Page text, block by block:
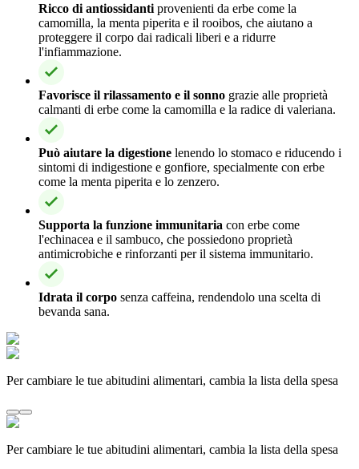
Ricco di antiossidanti provenienti da erbe come la
camomilla, la menta piperita e il rooibos, che aiutano a
proteggere il corpo dai radicali liberi e a ridurre
l'infiammazione.
Favorisce il rilassamento e il sonno grazie alle proprietà
calmanti di erbe come la camomilla e la radice di valeriana.
Può aiutare la digestione lenendo lo stomaco e riducendo i
sintomi di indigestione e gonfiore, specialmente con erbe
come la menta piperita e lo zenzero.
Supporta la funzione immunitaria con erbe come
l'echinacea e il sambuco, che possiedono proprietà
antimicrobiche e rinforzanti per il sistema immunitario.
Idrata il corpo senza caffeina, rendendolo una scelta di
bevanda sana.
Per cambiare le tue abitudini alimentari, cambia la lista della spesa
Per cambiare le tue abitudini alimentari, cambia la lista della spesa